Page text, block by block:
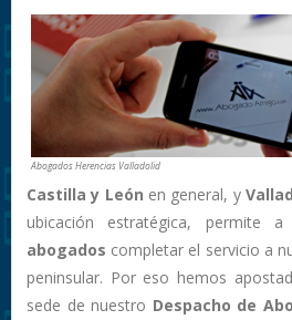
Abogados Herencias Valladolid
Castilla y León en general, y
ubicación estratégica, permite
abogados completar el servicio a
peninsular. Por eso hemos
sede de nuestro Despacho de